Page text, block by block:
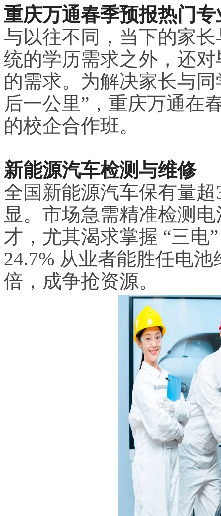
重庆万通春季预报热门专
与以往不同，当下的家
统的学历需求之外，还
的需求。为解决家长与
后一公里”，重庆万通在
的校企合作班。
新能源汽车检测与维修
全国新能源汽车保有量
显。市场急需精准检测
才，尤其渴求掌握 “三电
24.7% 从业者能胜任电
倍，成争抢资源。